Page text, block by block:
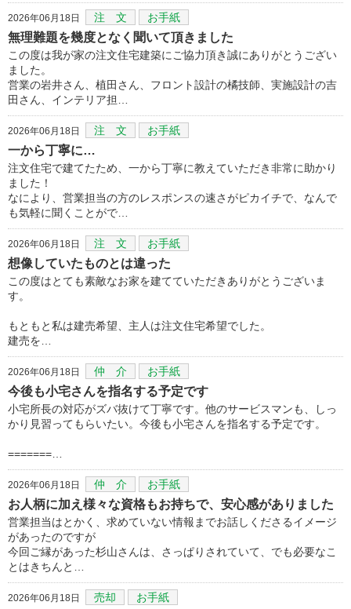
2026年06月18日 注 文 お手紙
無理難題を幾度となく聞いて頂きました
この度は我が家の注文住宅建築にご協力頂き誠にありがとうござい
ました。
営業の岩井さん、植田さん、フロント設計の橘技師、実施設計の吉
田さん、インテリア担…
2026年06月18日 注 文 お手紙
一から丁寧に…
注文住宅で建てたため、一から丁寧に教えていただき非常に助かり
ました！
なにより、営業担当の方のレスポンスの速さがピカイチで、なんで
も気軽に聞くことがで…
2026年06月18日 注 文 お手紙
想像していたものとは違った
この度はとても素敵なお家を建てていただきありがとうございま
す。
もともと私は建売希望、主人は注文住宅希望でした。
建売を…
2026年06月18日 仲 介 お手紙
今後も小宅さんを指名する予定です
小宅所長の対応がズバ抜けて丁寧です。他のサービスマンも、しっ
かり見習ってもらいたい。今後も小宅さんを指名する予定です。
=======…
2026年06月18日 仲 介 お手紙
お人柄に加え様々な資格もお持ちで、安心感がありました
営業担当はとかく、求めていない情報までお話しくださるイメージ
があったのですが
今回ご縁があった杉山さんは、さっぱりされていて、でも必要なこ
とはきちんと…
2026年06月18日 売却 お手紙